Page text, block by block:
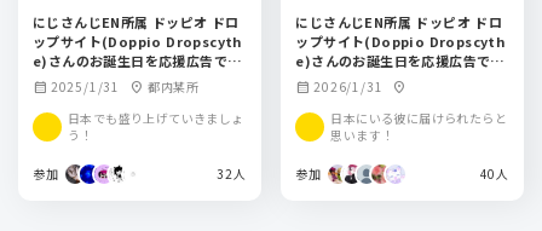
にじさんじEN所属 ドッピオ ドロ
ップサイト(Doppio Dropscyth
e)さんのお誕生日を応援広告でお
祝いしませんか？
calendar_month 2025/1/31 location_on 都内某所
日本でも盛り上げていきましょ
う！
参加 32人
にじさんじEN所属 ドッピオ ドロ
ップサイト(Doppio Dropscyth
e)さんのお誕生日を応援広告でお
祝いしませんか？
calendar_month 2026/1/31 location_on
日本にいる彼に届けられたらと
思います！
参加 40人